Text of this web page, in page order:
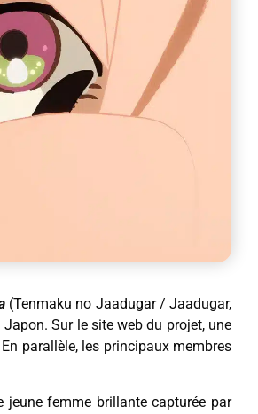
(Tenmaku no Jaadugar / Jaadugar,
Japon. Sur le site web du projet, une
parallèle, les principaux membres
jeune femme brillante capturée par